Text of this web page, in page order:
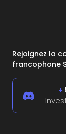
Rejoignez la
francophone
+